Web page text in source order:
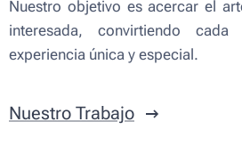
Nuestro objetivo es acercar el
interesada, convirtiendo
experiencia única y especial.
Nuestro Trabajo